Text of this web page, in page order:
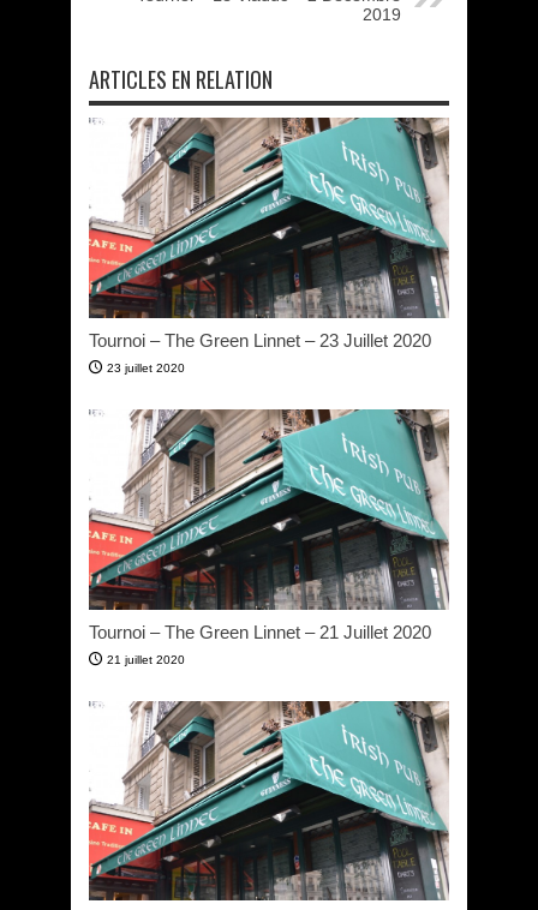
2019
ARTICLES EN RELATION
Tournoi – The Green Linnet – 23 Juillet 2020
23 juillet 2020
Tournoi – The Green Linnet – 21 Juillet 2020
21 juillet 2020